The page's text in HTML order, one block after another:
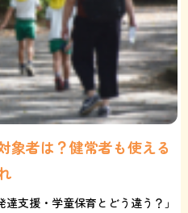
象者は？健常者も使える
支援・学童保育とどう違う？」